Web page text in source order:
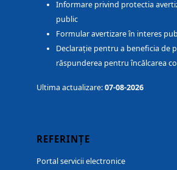
Informare privind protectia
public
Formular avertizare în interes
Declarație pentru a beneficia de
răspunderea pentru încălcarea
Ultima actualizare:07-08-2026
REFERINȚE
Portal servicii electronice